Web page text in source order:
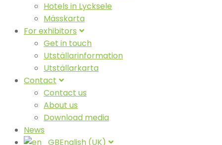
Hotels in Lycksele
Mässkarta
For exhibitors
Get in touch
Utställarinformation
Utställarkarta
Contact
Contact us
About us
Download media
News
English (UK)